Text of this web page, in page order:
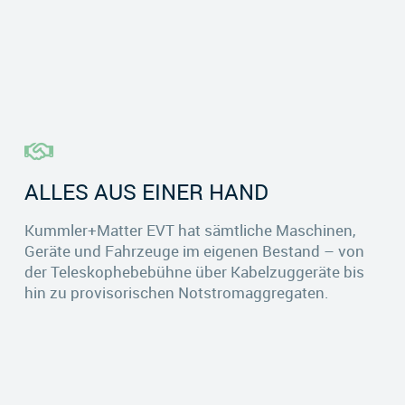
ALLES AUS EINER HAND
Kummler+Matter EVT hat sämtliche Maschinen,
Geräte und Fahrzeuge im eigenen Bestand – von
der Teleskophebebühne über Kabelzuggeräte bis
hin zu provisorischen Notstromaggregaten.